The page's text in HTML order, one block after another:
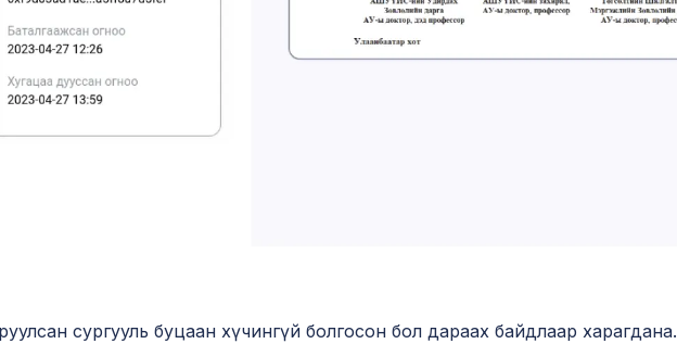
сургууль буцаан хүчингүй болгосон бол дараах байдлаар харагдана.